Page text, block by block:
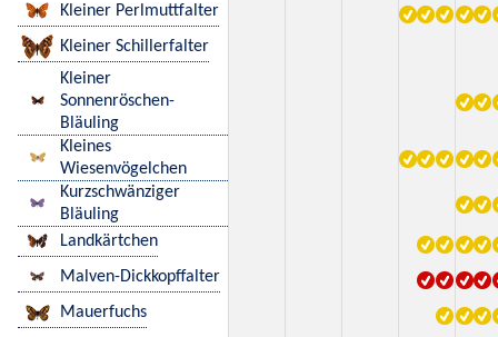
Kleiner Perlmuttfalter
Kleiner Schillerfalter
Kleiner
Sonnenröschen-
Bläuling
Kleines
Wiesenvögelchen
Kurzschwänziger
Bläuling
Landkärtchen
Malven-Dickkopffalter
Mauerfuchs